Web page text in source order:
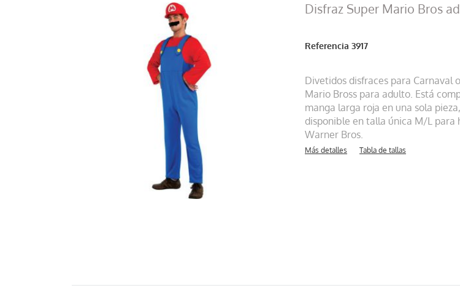
Disfraz Super Mario Bros
Referencia 3917
Divetidos disfraces para Carnaval
Mario Bross para adulto. Está
manga larga roja en una sola
disponible en talla única M/L
Warner Bros.
Más detalles Tabla de tallas